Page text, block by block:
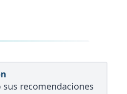
sus recomendaciones